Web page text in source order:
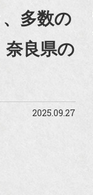
多数の
奈良県の
2025.09.27